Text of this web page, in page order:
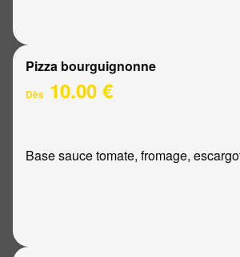
Pizza bourguignonne
Dès 10.00 €
Base sauce tomate, fromage,